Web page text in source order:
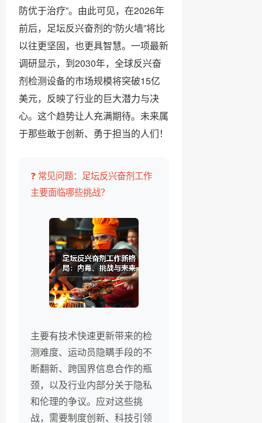
防优于治疗”。由此可见，在2026年
前后，足坛反兴奋剂的“防火墙”将比
以往更坚固，也更具智慧。一项最新
调研显示，到2030年，全球反兴奋
剂检测设备的市场规模将突破15亿
美元，反映了行业的巨大潜力与决
心。这个趋势让人充满期待。未来属
于那些敢于创新、勇于担当的人们！
❓ 常见问题：足坛反兴奋剂工作
主要面临哪些挑战？
主要有技术快速更新带来的检
测难度、运动员隐瞒手段的不
断翻新、跨国界信息合作的瓶
颈，以及行业内部分关于隐私
和伦理的争议。应对这些挑
战，需要制度创新、科技引领